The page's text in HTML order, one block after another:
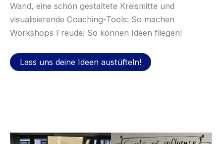
Wand, eine schön gestaltete Kreismitte und
visualisierende Coaching-Tools: So machen
Workshops Freude! So können Ideen fliegen!
Lass uns deine Ideen austüfteln!